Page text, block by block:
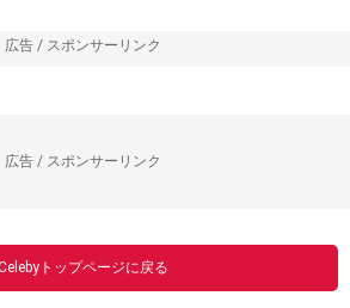
広告 / スポンサーリンク
広告 / スポンサーリンク
トップページに戻る